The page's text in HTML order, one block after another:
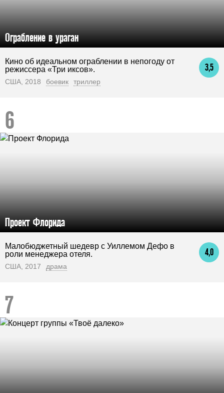
Ограбление в ураган
3,5
Кино об идеальном ограблении в непогоду от
режиссера «Три иксов».
США, 2018 боевик триллер
Проект Флорида
4,0
Малобюджетный шедевр с Уиллемом Дефо в
роли менеджера отеля.
США, 2017 драма